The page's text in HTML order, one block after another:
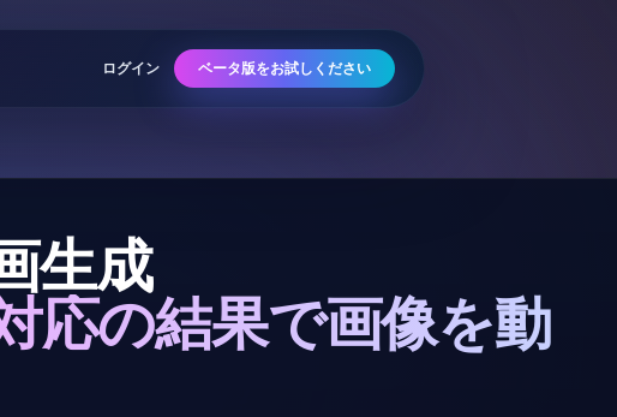
ログイン ベータ版をお試しください
生成
応の結果で画像を動